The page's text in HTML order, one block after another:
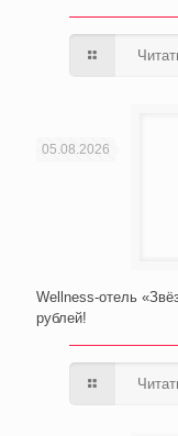
05.08.2026
Wellness-отель
рублей!